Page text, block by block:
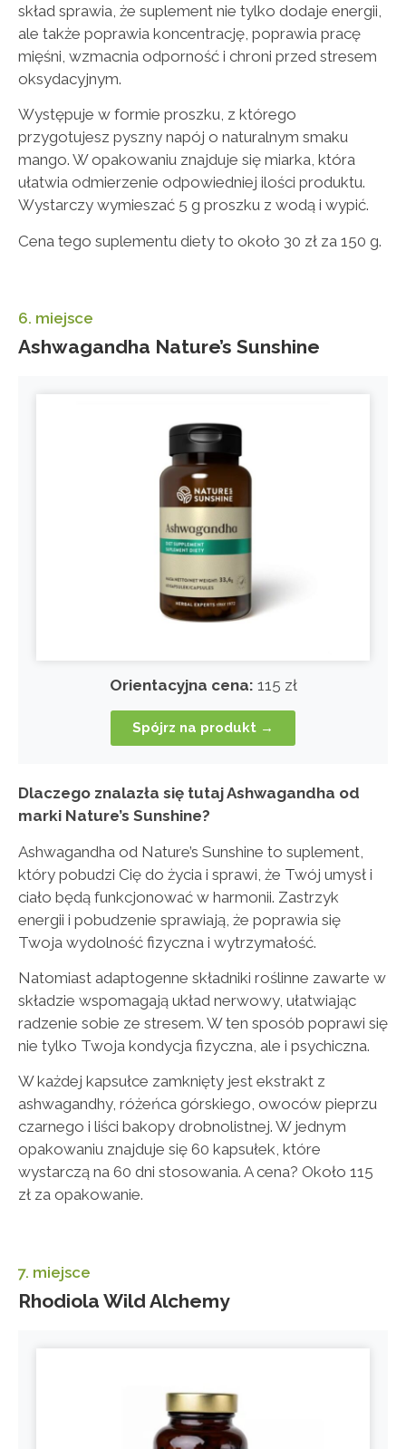
skład sprawia, że suplement nie tylko dodaje energii,
ale także poprawia koncentrację, poprawia pracę
mięśni, wzmacnia odporność i chroni przed stresem
oksydacyjnym.
Występuje w formie proszku, z którego
przygotujesz pyszny napój o naturalnym smaku
mango. W opakowaniu znajduje się miarka, która
ułatwia odmierzenie odpowiedniej ilości produktu.
Wystarczy wymieszać 5 g proszku z wodą i wypić.
Cena tego suplementu diety to około 30 zł za 150 g.
6. miejsce
Ashwagandha Nature’s Sunshine
Orientacyjna cena: 115 zł
Spójrz na produkt →
Dlaczego znalazła się tutaj Ashwagandha od
marki Nature’s Sunshine?
Ashwagandha od Nature’s Sunshine to suplement,
który pobudzi Cię do życia i sprawi, że Twój umysł i
ciało będą funkcjonować w harmonii. Zastrzyk
energii i pobudzenie sprawiają, że poprawia się
Twoja wydolność fizyczna i wytrzymałość.
Natomiast adaptogenne składniki roślinne zawarte w
składzie wspomagają układ nerwowy, ułatwiając
radzenie sobie ze stresem. W ten sposób poprawi się
nie tylko Twoja kondycja fizyczna, ale i psychiczna.
W każdej kapsułce zamknięty jest ekstrakt z
ashwagandhy, różeńca górskiego, owoców pieprzu
czarnego i liści bakopy drobnolistnej. W jednym
opakowaniu znajduje się 60 kapsułek, które
wystarczą na 60 dni stosowania. A cena? Około 115
zł za opakowanie.
7. miejsce
Rhodiola Wild Alchemy